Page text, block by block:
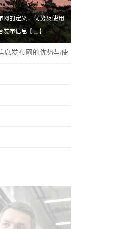
网的定义、优势及使用
布信息【....】
息发布网的优势与使